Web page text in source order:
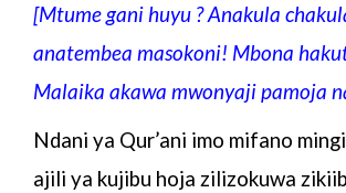
[Mtume gani huyu ? Anakula
anatembea masokoni! Mbona
Malaika akawa mwonyaji pamoja
Ndani ya Qur’ani imo mifano
ajili ya kujibu hoja zilizokuwa